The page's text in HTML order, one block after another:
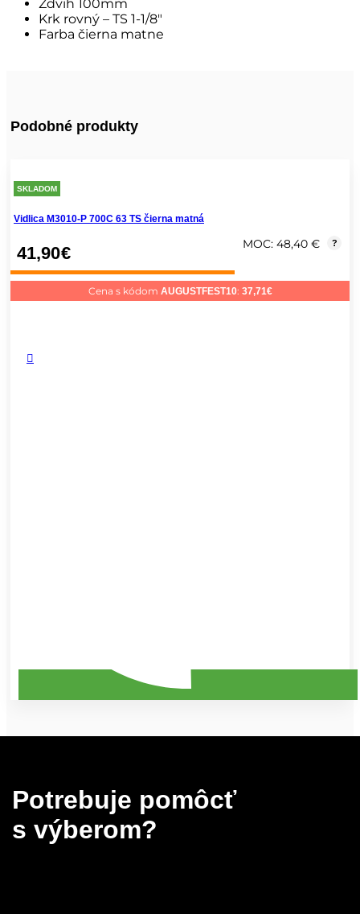
Zdvih 100mm
Krk rovný – TS 1-1/8″
Farba čierna matne
Podobné produkty
SKLADOM
Vidlica M3010-P 700C 63 TS čierna matná
41,90€ MOC: 48,40 € ?
Cena s kódom AUGUSTFEST10: 37,71€
Potrebuje pomôcť
s výberom?